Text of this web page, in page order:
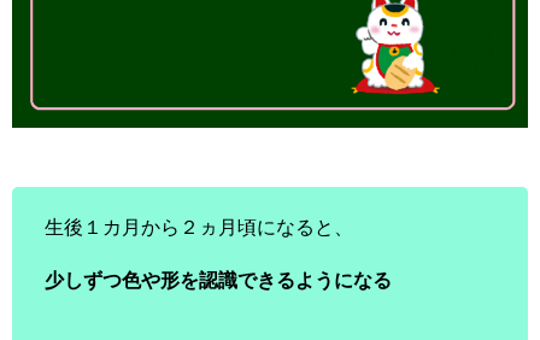
生後１カ月から２ヵ月頃になると、
少しずつ色や形を認識できるようになる